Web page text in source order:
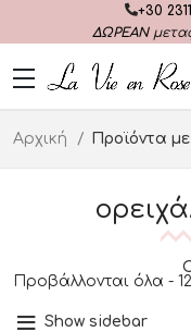
+30
ΔΩΡΕΑΝ
Αρχική Προϊόντα
Προβάλλονται όλα -
Show sidebar